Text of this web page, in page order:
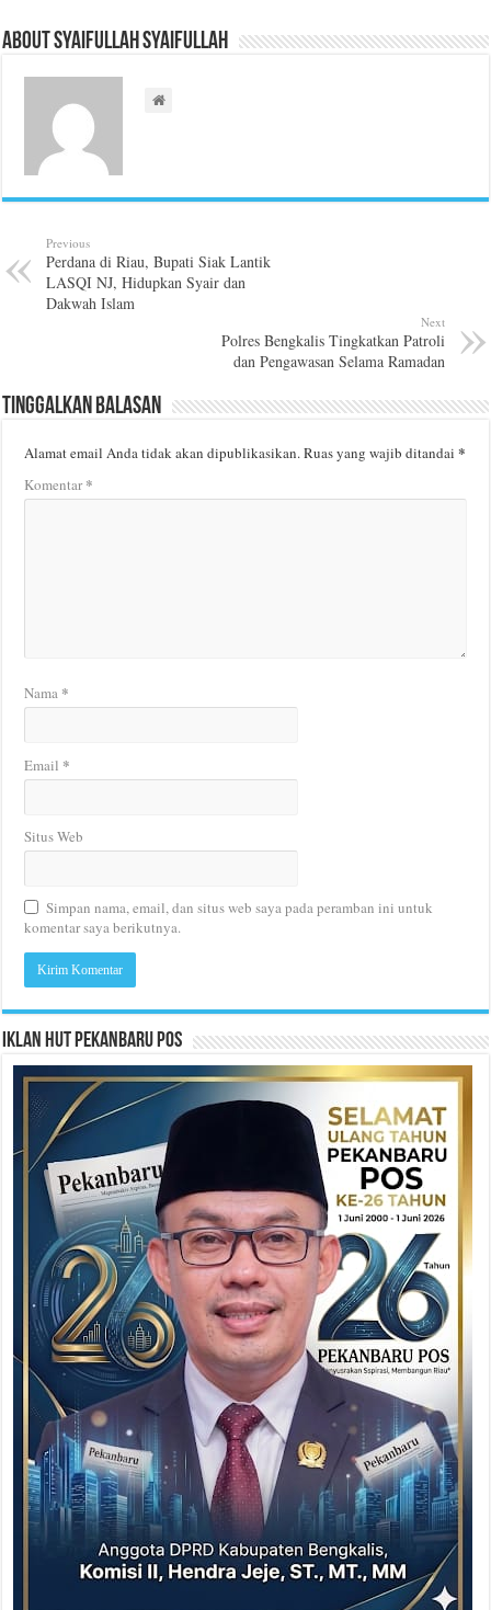
About Syaifullah Syaifullah
Previous
Perdana di Riau, Bupati Siak Lantik
LASQI NJ, Hidupkan Syair dan
Dakwah Islam
Next
Polres Bengkalis Tingkatkan Patroli
dan Pengawasan Selama Ramadan
Tinggalkan Balasan
Alamat email Anda tidak akan dipublikasikan.Ruas yang wajib ditandai*
Komentar*
Nama *
Email *
Situs Web
Simpan nama, email, dan situs web saya pada peramban ini untuk
komentar saya berikutnya.
Iklan HUT Pekanbaru Pos